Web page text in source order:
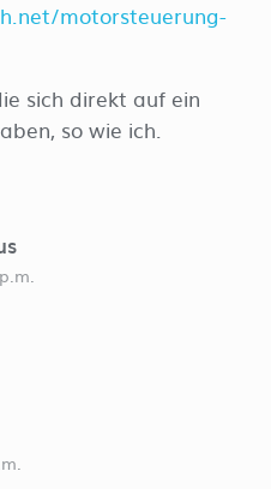
motorsteuerung-
sich direkt auf ein
so wie ich.